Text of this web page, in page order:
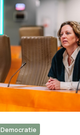
Democratie